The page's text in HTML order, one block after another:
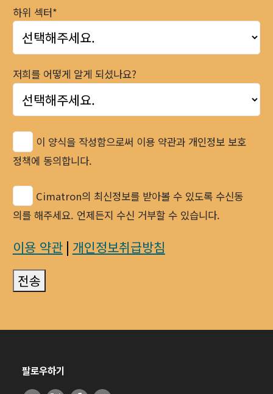
하위 섹터*
저희를 어떻게 알게 되셨나요?
이 양식을 작성함으로써 이용 약관과 개인정보 보호
정책에 동의합니다.
Cimatron의 최신정보를 받아볼 수 있도록 수신동
의를 해주세요. 언제든지 수신 거부할 수 있습니다.
이용 약관| 개인정보취급방침
전송
팔로우하기